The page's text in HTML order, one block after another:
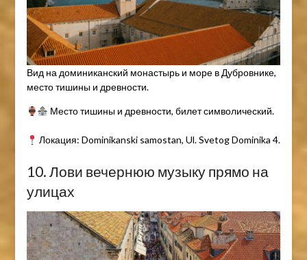
Вид на доминиканский монастырь и море в Дубровнике,
место тишины и древности.
Место тишины и древности, билет символический.
Локация: Dominikanski samostan, Ul. Svetog Dominika 4.
10. Лови вечернюю музыку прямо на
улицах